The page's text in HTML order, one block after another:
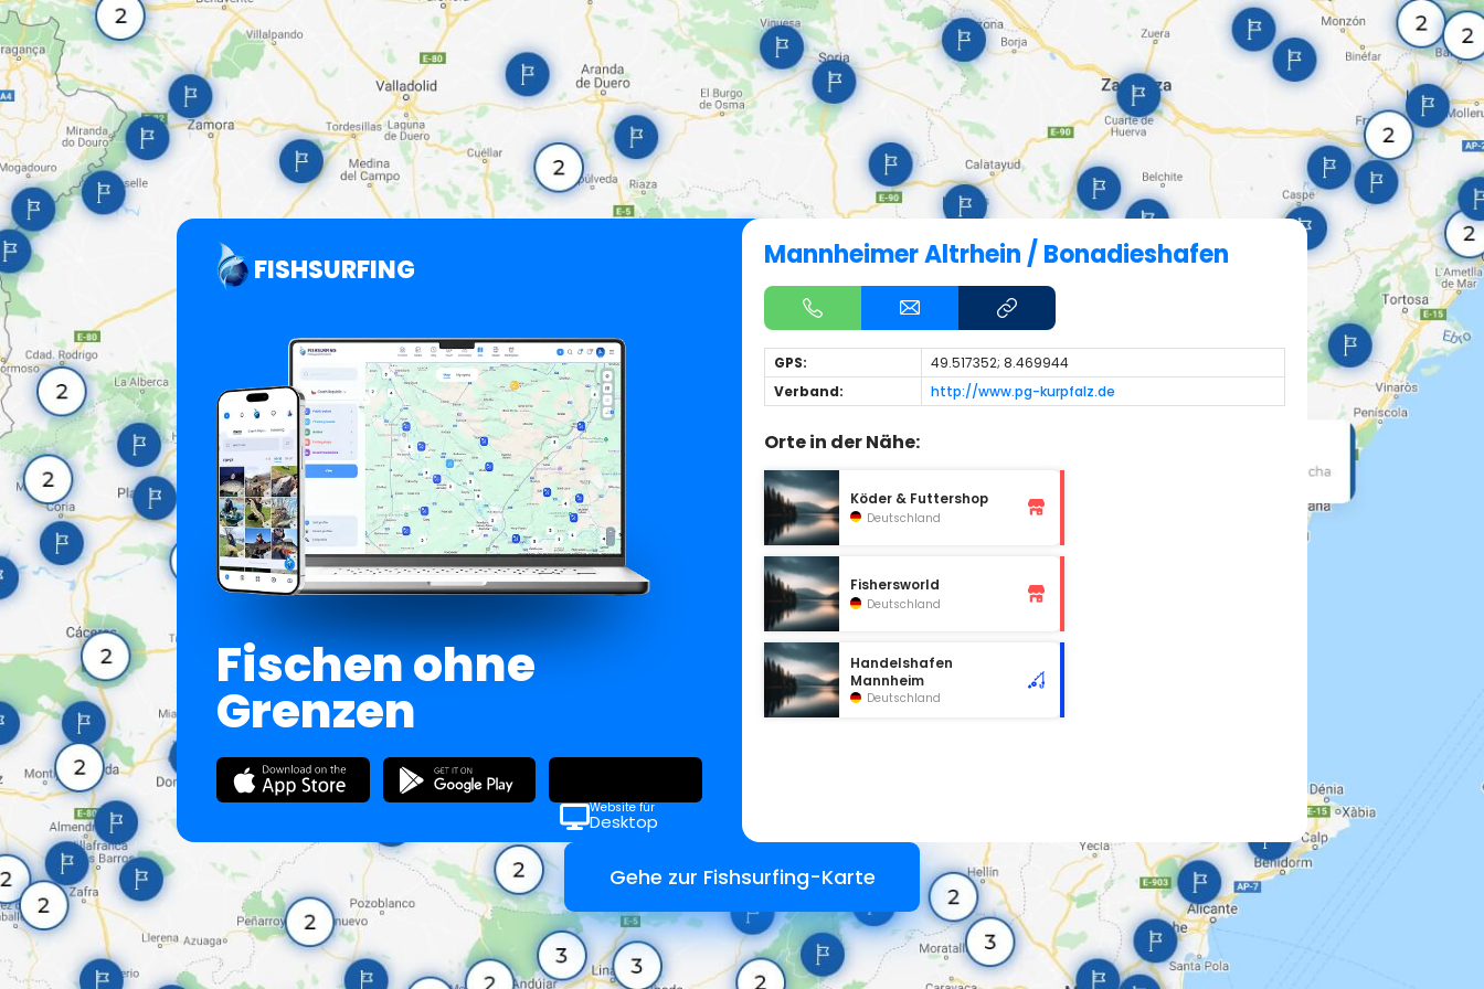
FISHSURFING
Fischen ohne
Grenzen
Website für
Desktop
Mannheimer Altrhein / Bonadieshafen
GPS:
49.517352; 8.469944
Verband:
http://www.pg-kurpfalz.de
Orte in der Nähe:
Köder & Futtershop
Deutschland
Fishersworld
Deutschland
Handelshafen
Mannheim
Deutschland
Gehe zur Fishsurfing-Karte